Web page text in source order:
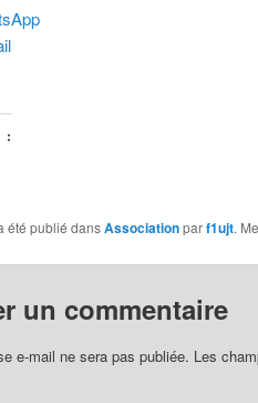
:
été publié dansAssociationparf1ujt.
un commentaire
e-mail ne sera pas publiée. Les